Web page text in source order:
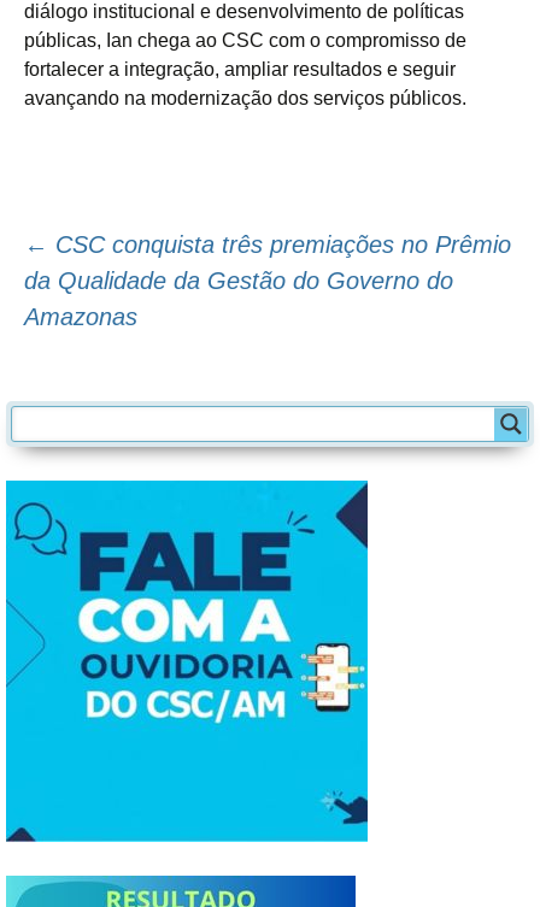
diálogo institucional e desenvolvimento de políticas
públicas, Ian chega ao CSC com o compromisso de
fortalecer a integração, ampliar resultados e seguir
avançando na modernização dos serviços públicos.
Navegação
do
← CSC conquista três premiações no Prêmio
da Qualidade da Gestão do Governo do
Amazonas